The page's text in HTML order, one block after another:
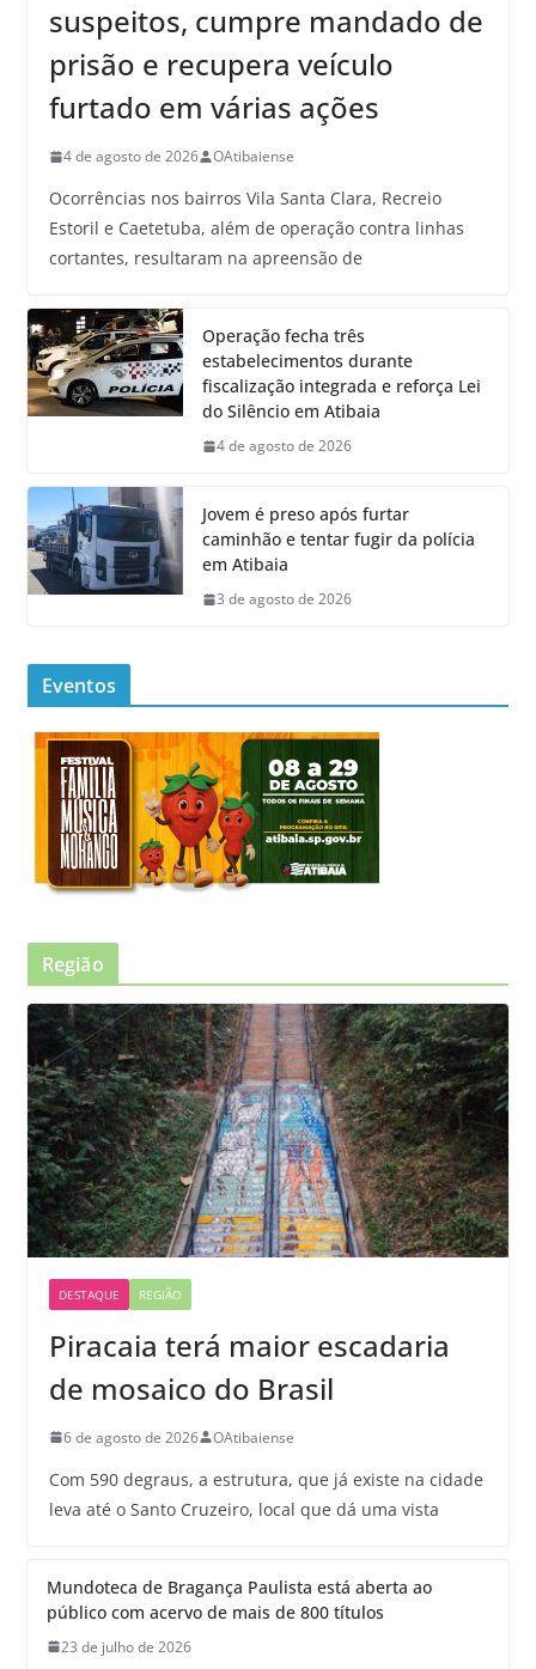
suspeitos, cumpre mandado de
prisão e recupera veículo
furtado em várias ações
4 de agosto de 2026 OAtibaiense
Ocorrências nos bairros Vila Santa Clara, Recreio
Estoril e Caetetuba, além de operação contra linhas
cortantes, resultaram na apreensão de
Operação fecha três
estabelecimentos durante
fiscalização integrada e reforça Lei
do Silêncio em Atibaia
4 de agosto de 2026
Jovem é preso após furtar
caminhão e tentar fugir da polícia
em Atibaia
3 de agosto de 2026
Eventos
Região
DESTAQUE REGIÃO
Piracaia terá maior escadaria
de mosaico do Brasil
6 de agosto de 2026 OAtibaiense
Com 590 degraus, a estrutura, que já existe na cidade
leva até o Santo Cruzeiro, local que dá uma vista
Mundoteca de Bragança Paulista está aberta ao
público com acervo de mais de 800 títulos
23 de julho de 2026